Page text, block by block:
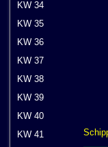
KW 34
KW 35
KW 36
KW 37
KW 38
KW 39
KW 40
KW 41